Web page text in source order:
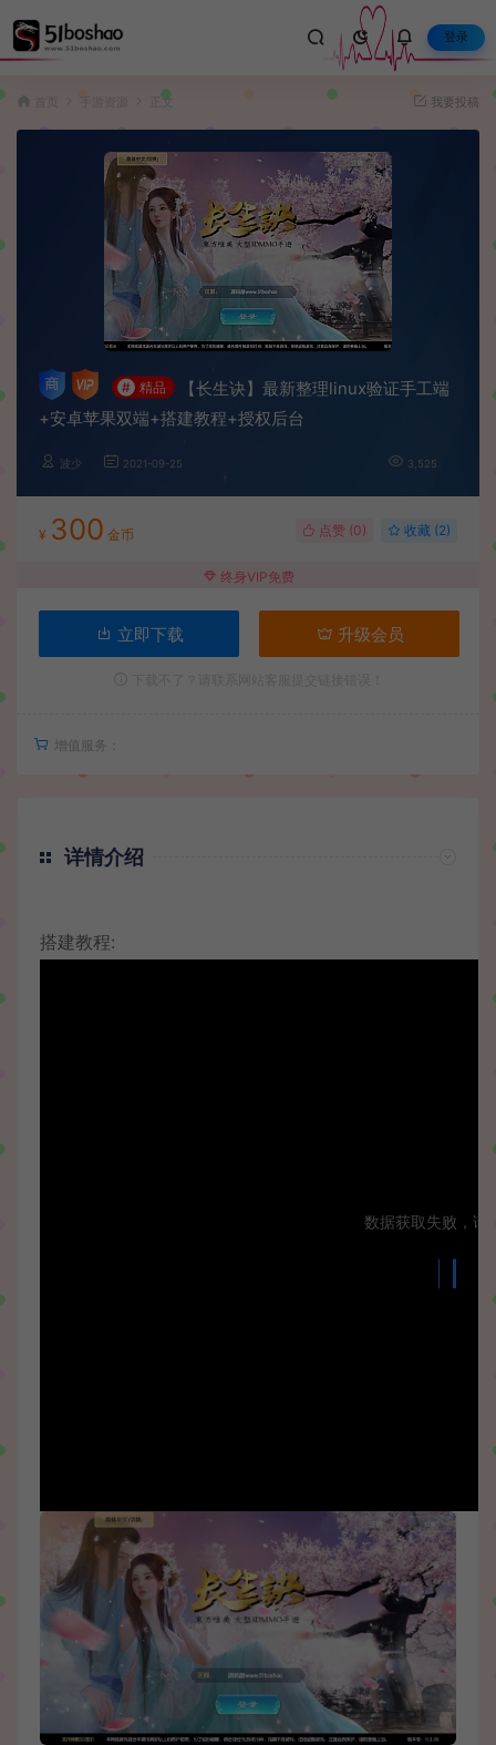
登录
手游资源 正文 我要投稿
# 精品
【长生诀】最新整理linux验证手工端
+安卓苹果双端+搭建教程+授权后台
波少 2021-09-25 3,525
¥ 300 金币 点赞 (0) 收藏 (2)
终身VIP免费
立即下载 升级会员
增值服务：
详情介绍
搭建教程: